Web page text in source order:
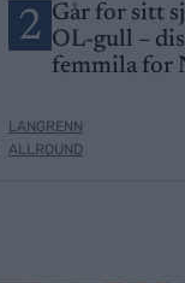
2 Går for sitt
OL-gull –
femmila for
LANGRENN
ALLROUND